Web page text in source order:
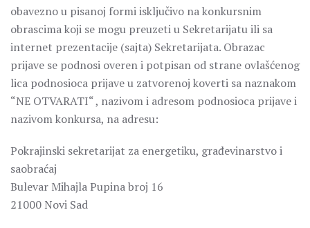
obavezno u pisanoj formi isključivo na konkursnim
obrascima koji se mogu preuzeti u Sekretarijatu ili sa
internet prezentacije (sajta) Sekretarijata. Obrazac
prijave se podnosi overen i potpisan od strane ovlašćenog
lica podnosioca prijave u zatvorenoj koverti sa naznakom
“NE OTVARATI“ , nazivom i adresom podnosioca prijave i
nazivom konkursa, na adresu:
Pokrajinski sekretarijat za energetiku, građevinarstvo i
saobraćaj
Bulevar Mihajla Pupina broj 16
21000 Novi Sad